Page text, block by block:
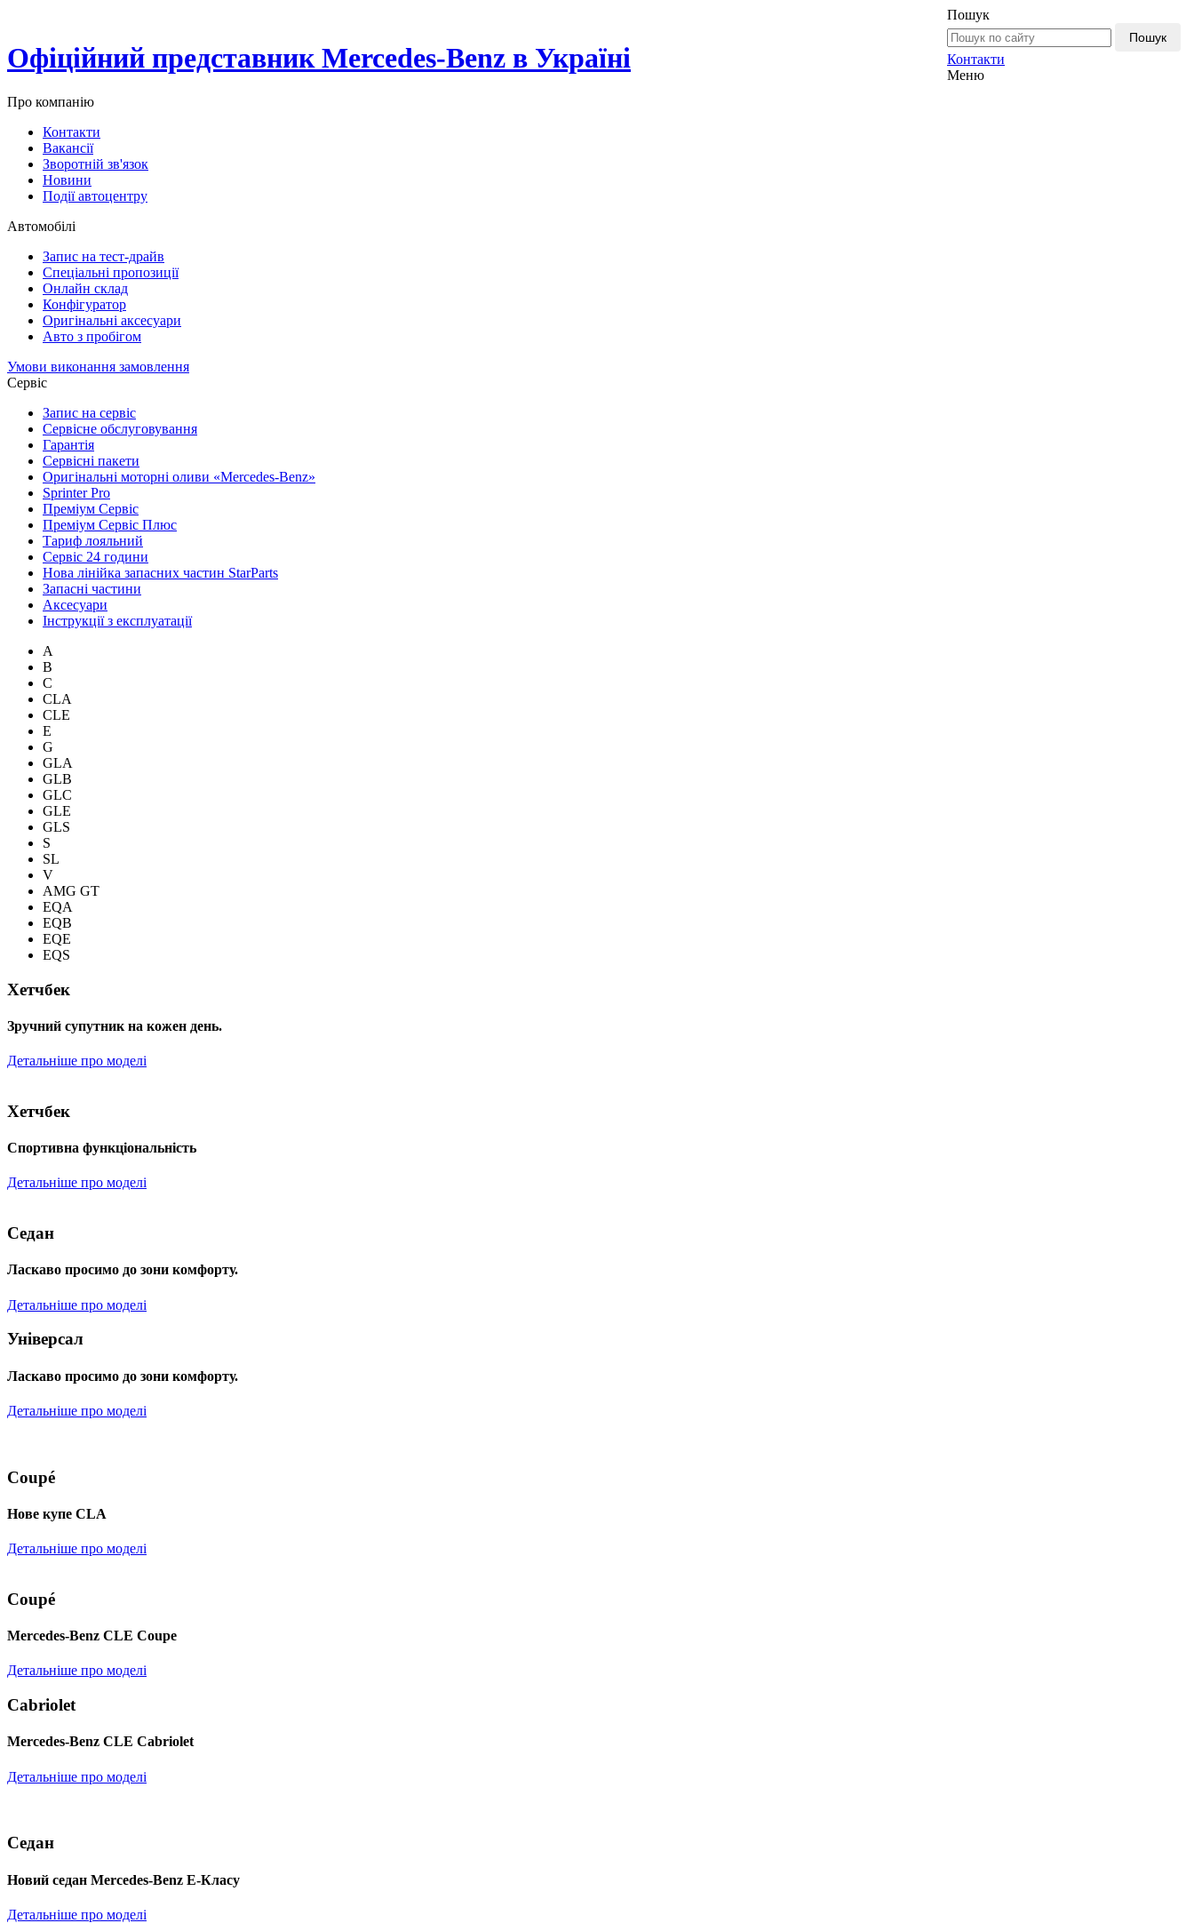
Офіційний представник Mercedes-Benz в Україні
Пошук
Пошук
Контакти
Меню
Про компанію
Контакти
Вакансії
Зворотній зв'язок
Новини
Події автоцентру
Автомобілі
Запис на тест-драйв
Спеціальні пропозиції
Онлайн склад
Конфігуратор
Оригінальні аксесуари
Авто з пробігом
Умови виконання замовлення
Сервіс
Запис на сервіс
Сервісне обслуговування
Гарантія
Сервісні пакети
Оригінальні моторні оливи «Mercedes-Benz»
Sprinter Pro
Преміум Сервіс
Преміум Сервіс Плюс
Тариф лояльний
Сервіс 24 години
Нова лінійка запасних частин StarParts
Запасні частини
Аксесуари
Інструкції з експлуатації
A
B
C
CLA
CLE
E
G
GLA
GLB
GLC
GLE
GLS
S
SL
V
AMG GT
EQA
EQB
EQE
EQS
Хетчбек
Зручний супутник на кожен день.
Детальніше про моделі
Хетчбек
Спортивна функціональність
Детальніше про моделі
Седан
Ласкаво просимо до зони комфорту.
Детальніше про моделі
Універсал
Ласкаво просимо до зони комфорту.
Детальніше про моделі
Coupé
Нове купе CLA
Детальніше про моделі
Coupé
Mercedes-Benz CLE Coupe
Детальніше про моделі
Cabriolet
Mercedes-Benz CLE Cabriolet
Детальніше про моделі
Седан
Новий седан Mercedes-Benz Е-Класу
Детальніше про моделі